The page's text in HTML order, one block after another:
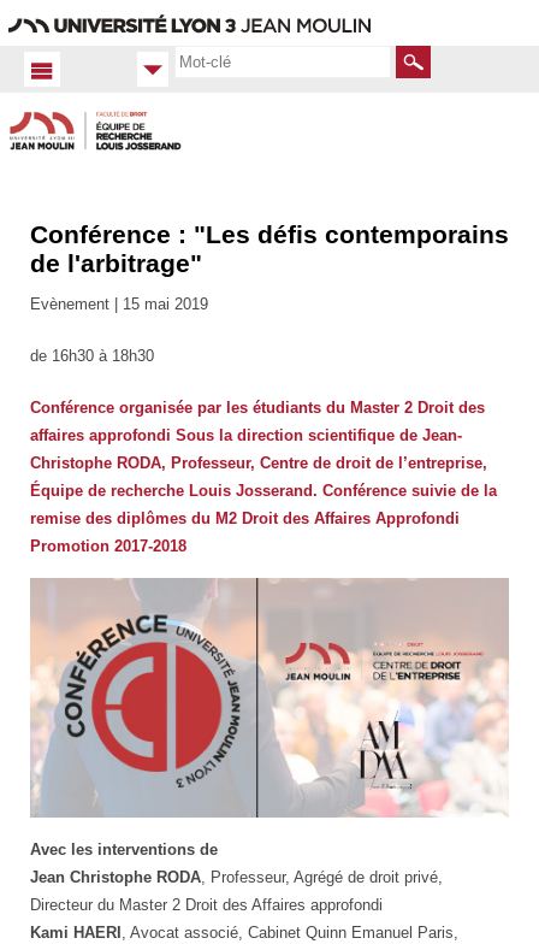
Rechercher
Accueil
FR
Actualités
Conférence : "Les défis contemporains
de l'arbitrage"
Evènement | 15 mai 2019
de 16h30 à 18h30
Conférence organisée par les étudiants du Master 2 Droit des
affaires approfondi Sous la direction scientifique de Jean-
Christophe RODA, Professeur, Centre de droit de l’entreprise,
Équipe de recherche Louis Josserand. Conférence suivie de la
remise des diplômes du M2 Droit des Affaires Approfondi
Promotion 2017-2018
Conférence
Avec les interventions de
Jean Christophe RODA, Professeur, Agrégé de droit privé,
Directeur du Master 2 Droit des Affaires approfondi
Kami HAERI , Avocat associé, Cabinet Quinn Emanuel Paris,